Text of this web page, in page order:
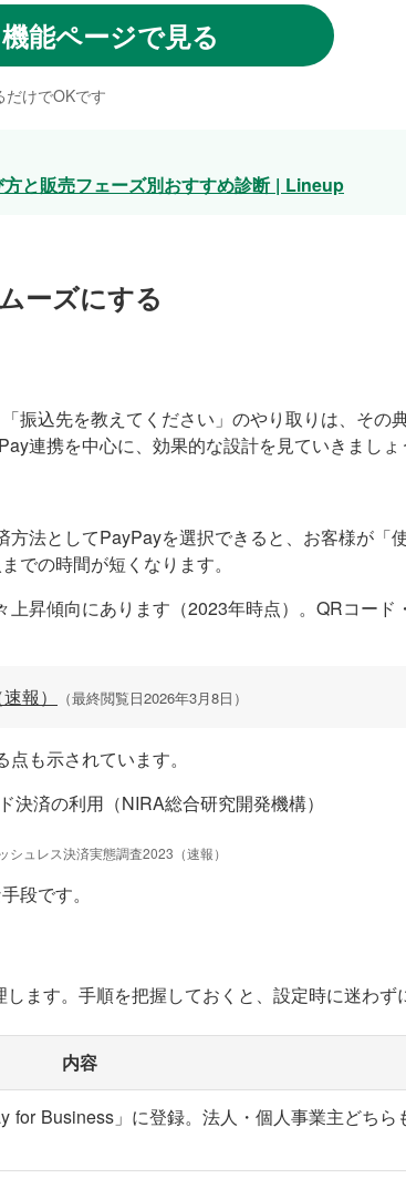
能ページで見る
だけでOKです
と販売フェーズ別おすすめ診断 | Lineup
ーズにする
振込先を教えてください」のやり取りは、その
連携を中心に、効果的な設計を見ていきましょ
法としてPayPayを選択できると、お客様が「
での時間が短くなります。
昇傾向にあります（2023年時点）。QRコード
報） （最終閲覧日2026年3月8日）
も示されています。
ュレス決済実態調査2023（速報）
段です。
ます。手順を把握しておくと、設定時に迷わず
内容
for Business」に登録。法人・個人事業主どちら